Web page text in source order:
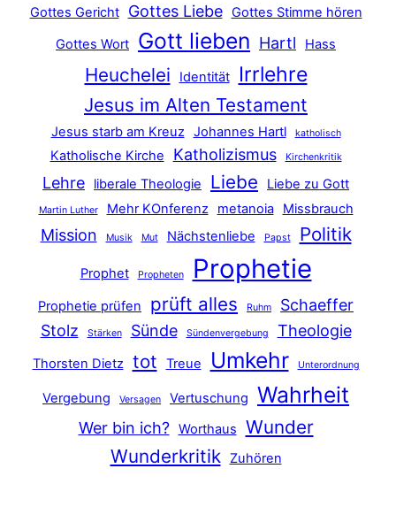
Gottes Gericht Gottes Liebe Gottes Stimme hören
Gottes Wort
Gott lieben Hartl Hass
Heuchelei Identität Irrlehre
Jesus im Alten Testament
Jesus starb am Kreuz Johannes Hartl katholisch
Katholische Kirche Katholizismus Kirchenkritik
Lehre liberale Theologie Liebe Liebe zu Gott
Martin Luther Mehr KOnferenz metanoia Missbrauch
Mission Musik Mut Nächstenliebe Papst Politik
Prophet Propheten Prophetie
Prophetie prüfen prüft alles Ruhm
Schaeffer
Stolz
Stärken Sünde Sündenvergebung Theologie
Thorsten Dietz tot Treue Umkehr Unterordnung
Vergebung Versagen Vertuschung Wahrheit
Wer bin ich? Worthaus
Wunder
Wunderkritik
Zuhören